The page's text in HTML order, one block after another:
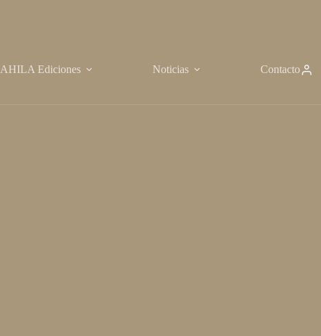
AHILA Ediciones Noticias Contacto